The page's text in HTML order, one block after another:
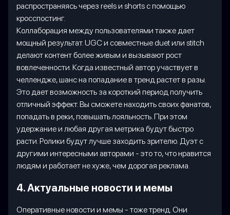
распространяясь через reels и shorts с помощью
кросспостинг.
Коллаборация между пользователями также дает
мощный результат. UGC и совместные duet или stitch
делают контент более живым и вызывают рост
вовлеченности. Когда известный автор участвует в
челлендже, шанс на попадание в тренд растет в разы.
Это дает возможность за короткий период получить
отличный эффект. Вы сможете находить своих фанатов,
попадать в реки, повышать лояльность. При этом
удержание и любая другая метрика будут быстро
расти. Ролики будут лучше заходить зрителю. Дуэт с
другими интересными авторами - это то, что нравится
людям и работает не хуже, чем дорогая реклама.
4. Актуальные новости и мемы
Оперативные новости и мемы - тоже тренд. Они